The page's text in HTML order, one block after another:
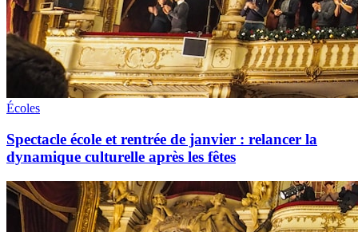
Écoles
Spectacle école et rentrée de janvier : relancer la
dynamique culturelle après les fêtes